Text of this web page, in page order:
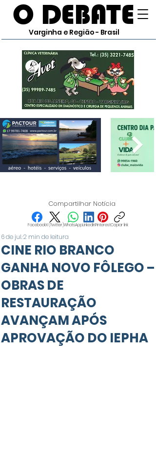
O DEBATE
Varginha e Região - Brasil
Compartilhar Notícia
FacebookX (Twitter)WhatsAppLinkedInPinterestCopiar link
CINE RIO BRANCO
GANHA NOVO FÔLEGO –
OBRAS DE
RESTAURAÇÃO
AVANÇAM APÓS
APROVAÇÃO DO IEPHA
6 de jul.2 min de leitura